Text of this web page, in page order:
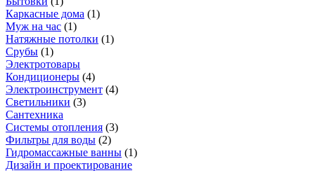
Каркасные дома (1)
Муж на час (1)
Натяжные потолки (1)
Срубы (1)
Электротовары
Кондиционеры (4)
Электроинструмент (4)
Светильники (3)
Сантехника
Системы отопления (3)
Фильтры для воды (2)
Гидромассажные ванны (1)
Дизайн и проектирование